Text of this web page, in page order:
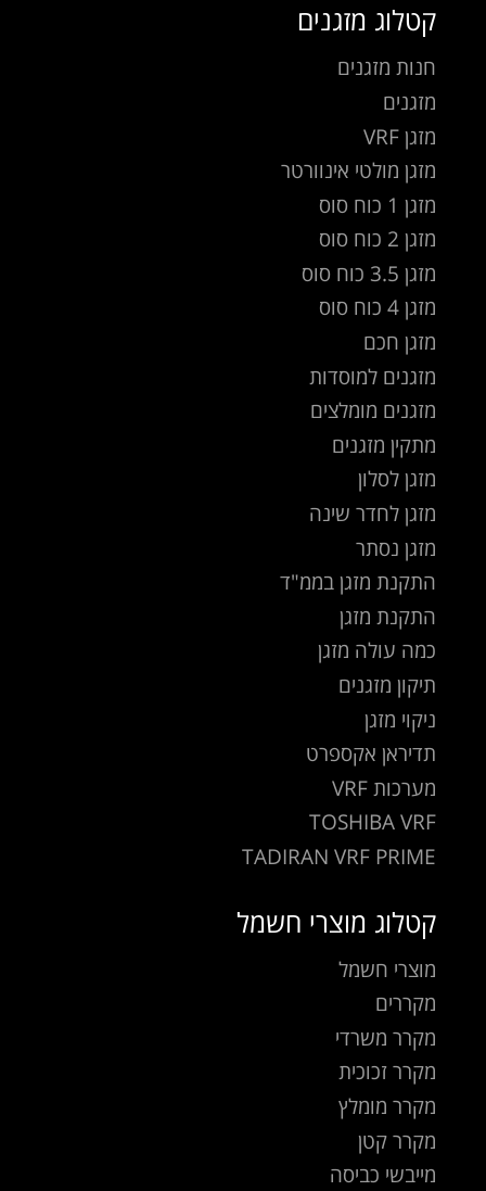
קטלוג מזגנים
חנות מזגנים
מזגנים
מזגן VRF
מזגן מולטי אינוורטר
מזגן 1 כוח סוס
מזגן 2 כוח סוס
מזגן 3.5 כוח סוס
מזגן 4 כוח סוס
מזגן חכם
מזגנים למוסדות
מזגנים מומלצים
מתקין מזגנים
מזגן לסלון
מזגן לחדר שינה
מזגן נסתר
התקנת מזגן בממ"ד
התקנת מזגן
כמה עולה מזגן
תיקון מזגנים
ניקוי מזגן
תדיראן אקספרט
מערכות VRF
TOSHIBA VRF
TADIRAN VRF PRIME
קטלוג מוצרי חשמל
מוצרי חשמל
מקררים
מקרר משרדי
מקרר זכוכית
מקרר מומלץ
מקרר קטן
מייבשי כביסה